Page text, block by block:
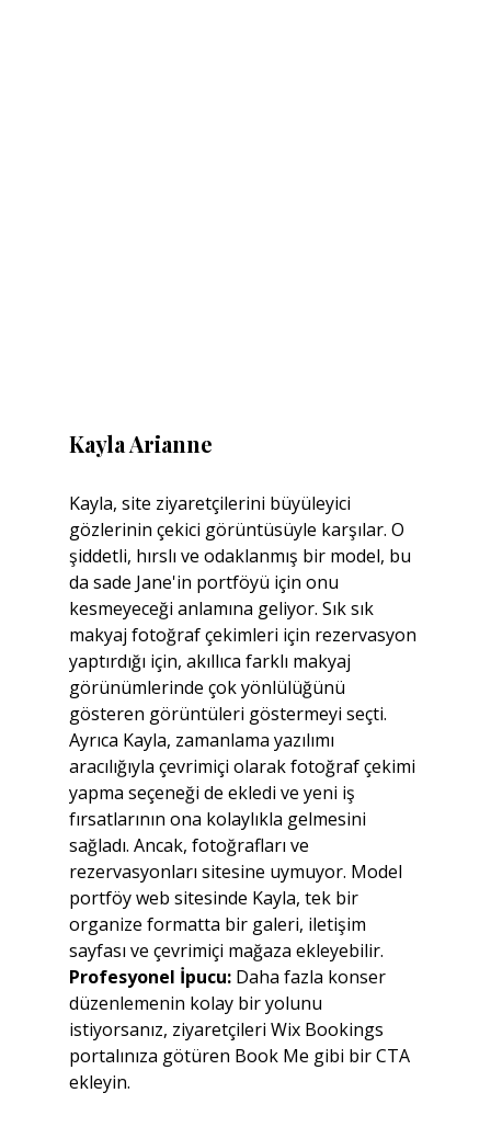
Kayla Arianne
Kayla, site ziyaretçilerini büyüleyici
gözlerinin çekici görüntüsüyle karşılar. O
şiddetli, hırslı ve odaklanmış bir model, bu
da sade Jane'in portföyü için onu
kesmeyeceği anlamına geliyor. Sık sık
makyaj fotoğraf çekimleri için rezervasyon
yaptırdığı için, akıllıca farklı makyaj
görünümlerinde çok yönlülüğünü
gösteren görüntüleri göstermeyi seçti.
Ayrıca Kayla, zamanlama yazılımı
aracılığıyla çevrimiçi olarak fotoğraf çekimi
yapma seçeneği de ekledi ve yeni iş
fırsatlarının ona kolaylıkla gelmesini
sağladı. Ancak, fotoğrafları ve
rezervasyonları sitesine uymuyor. Model
portföy web sitesinde Kayla, tek bir
organize formatta bir galeri, iletişim
sayfası ve çevrimiçi mağaza ekleyebilir.
Profesyonel İpucu: Daha fazla konser
düzenlemenin kolay bir yolunu
istiyorsanız, ziyaretçileri Wix Bookings
portalınıza götüren Book Me gibi bir CTA
ekleyin.